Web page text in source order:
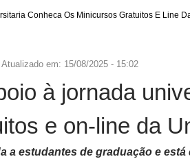
Conheca Os Minicursos Gratuitos E Line
Atualizado em: 15/08/2025 - 15:02
à jornada
e on-line da
a estudantes de graduação e